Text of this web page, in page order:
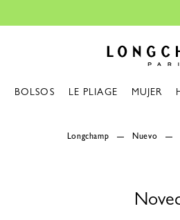
BOLSOS LE PLIAGE MUJER
Longchamp Nuevo